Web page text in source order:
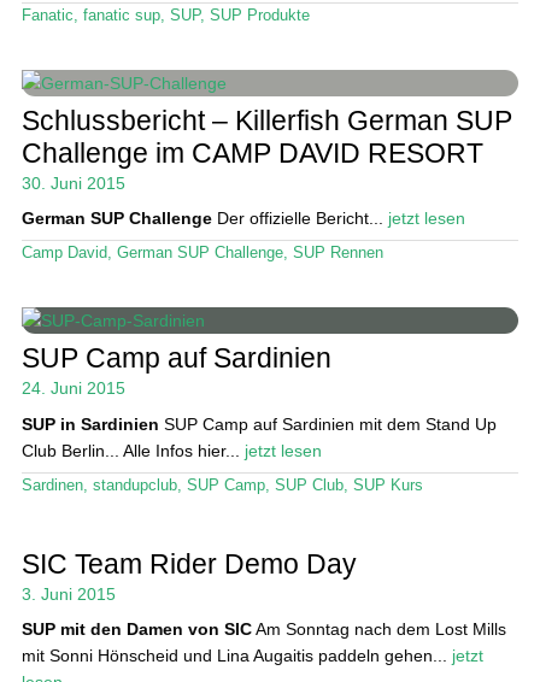
Fanatic, fanatic sup, SUP, SUP Produkte
Schlussbericht – Killerfish German SUP
Challenge im CAMP DAVID RESORT
30. Juni 2015
German SUP ChallengeDer offizielle Bericht... jetzt lesen
Camp David, German SUP Challenge, SUP Rennen
SUP Camp auf Sardinien
24. Juni 2015
SUP in Sardinien SUP Camp auf Sardinien mit dem Stand Up
Club Berlin... Alle Infos hier... jetzt lesen
Sardinen, standupclub, SUP Camp, SUP Club, SUP Kurs
SIC Team Rider Demo Day
3. Juni 2015
SUP mit den Damen von SICAm Sonntag nach dem Lost Mills
mit Sonni Hönscheid und Lina Augaitis paddeln gehen... jetzt